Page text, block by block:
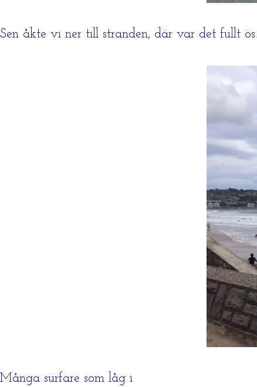
Sen åkte vi ner till stranden, där var det fullt ös.
Många surfare som låg i